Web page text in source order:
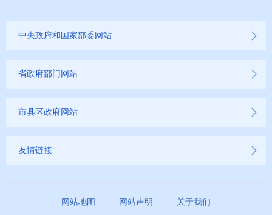
中央政府和国家部委网站
省政府部门网站
市县区政府网站
友情链接
网站地图 网站声明
关于我们